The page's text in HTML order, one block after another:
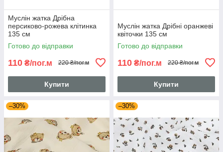
Муслін жатка Дрібна
персиково-рожева клітинка
135 см
Готово до відправки
110 ₴/пог.м 220 ₴/пог.м
Купити
Муслін жатка Дрібні оранжеві
квіточки 135 см
Готово до відправки
110 ₴/пог.м 220 ₴/пог.м
Купити
–30% –30%